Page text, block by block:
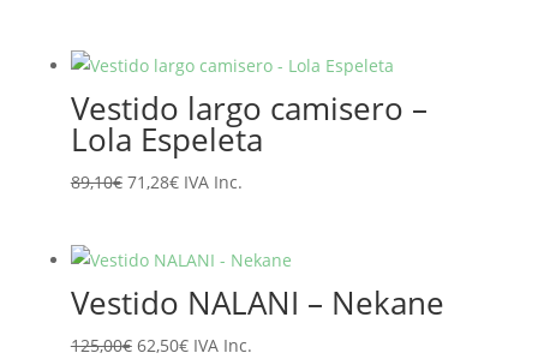
era:
65,95€.
es:
52,76€.
Vestido largo camisero –
Lola Espeleta
89,10€ El
era:
89,10€.
71,28€El
es:
71,28€.
IVA Inc.
Vestido NALANI – Nekane
125,00€ El
62,50€ElIVA Inc.